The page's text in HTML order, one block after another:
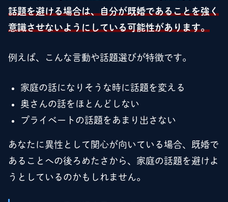
話題を避ける場合は、自分が既婚であることを強く
意識させないようにしている可能性があります。
例えば、こんな言動や話題選びが特徴です。
家庭の話になりそうな時に話題を変える
奥さんの話をほとんどしない
プライベートの話題をあまり出さない
あなたに異性として関心が向いている場合、既婚で
あることへの後ろめたさから、家庭の話題を避けよ
うとしているのかもしれません。